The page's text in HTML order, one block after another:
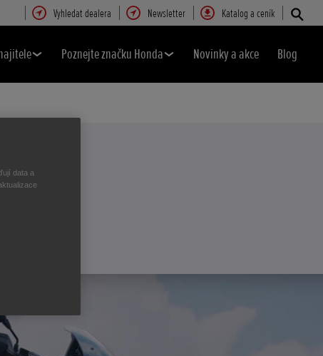
Vyhledat dealera Newsletter Katalog a ceník
Poznejte značku Honda Novinky a akce Blog
data a